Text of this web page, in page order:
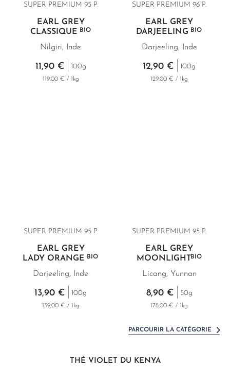
SUPER PREMIUM 95 P.
EARL GREY
CLASSIQUE BIO
Nilgiri, Inde
11,90 € 100g
119,00 € / 1kg
SUPER PREMIUM 96 P.
EARL GREY
DARJEELINGBIO
Darjeeling, Inde
12,90 € 100g
129,00 € / 1kg
SUPER PREMIUM 95 P.
EARL GREY
LADY ORANGEBIO
Darjeeling, Inde
13,90 € 100g
139,00 € / 1kg
SUPER PREMIUM 95 P.
EARL GREY
MOONLIGHTBIO
Licang, Yunnan
8,90 € 50g
178,00 € / 1kg
PARCOURIR LA CATÉGORIE
THÉ VIOLET DU KENYA